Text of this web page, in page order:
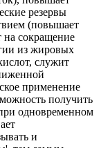
резервы
(повышает
на сокращение
из жировых
служит
применение
получить
одновременном
и